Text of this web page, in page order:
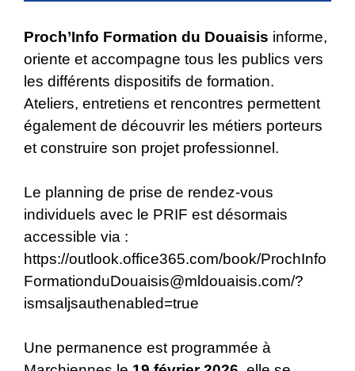
Proch’Info Formation du Douaisis informe,
oriente et accompagne tous les publics vers
les différents dispositifs de formation.
Ateliers, entretiens et rencontres permettent
également de découvrir les métiers porteurs
et construire son projet professionnel.
Le planning de prise de rendez-vous
individuels avec le PRIF est désormais
accessible via :
https://outlook.office365.com/book/ProchInfo
FormationduDouaisis@mldouaisis.com/?
ismsaljsauthenabled=true
Une permanence est programmée à